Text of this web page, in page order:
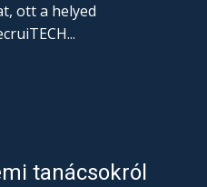
ott a helyed
tanácsokról